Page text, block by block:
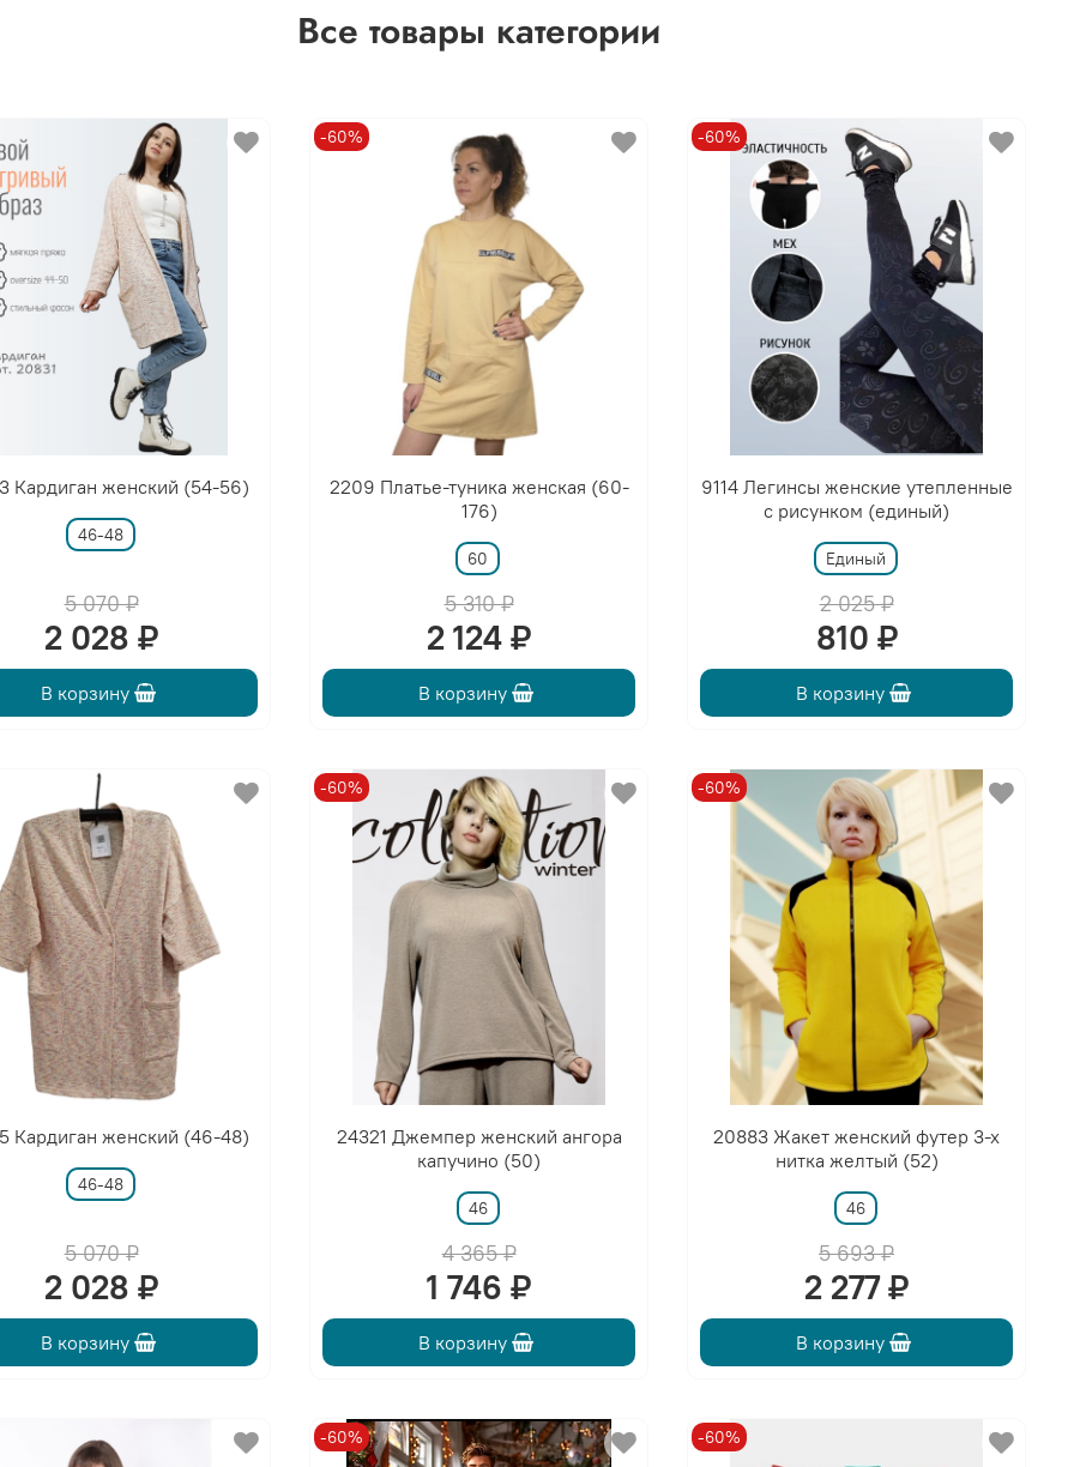
Все товары категории
Кардиган женский (54-56)
46-48
5 070 ₽
2 028 ₽
В корзину
-60%
2209 Платье-туника женская (60-
176)
60
5 310 ₽
2 124 ₽
В корзину
-60%
9114 Легинсы женские утепленные
с рисунком (единый)
Единый
2 025 ₽
810 ₽
В корзину
Кардиган женский (46-48)
46-48
5 070 ₽
2 028 ₽
В корзину
-60%
24321 Джемпер женский ангора
капучино (50)
46
4 365 ₽
1 746 ₽
В корзину
-60%
20883 Жакет женский футер 3-х
нитка желтый (52)
46
5 693 ₽
2 277 ₽
В корзину
-60% -60%